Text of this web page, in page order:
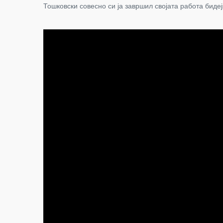
Тошковски совесно си ја завршил својата работа